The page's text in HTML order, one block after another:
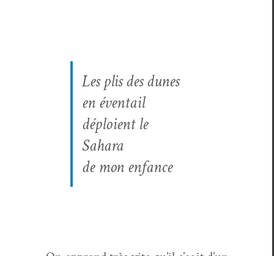
Les plis des dunes
en éven­tail
déploient le
Sahara
de mon enfance